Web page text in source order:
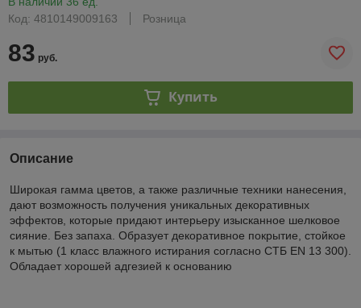
Код: 4810149009163
Розница
83 руб.
Купить
Описание
Широкая гамма цветов, а также различные техники нанесения,
дают возможность получения уникальных декоративных
эффектов, которые придают интерьеру изысканное шелковое
сияние. Без запаха. Образует декоративное покрытие, стойкое
к мытью (1 класс влажного истирания согласно СТБ EN 13 300).
Обладает хорошей адгезией к основанию